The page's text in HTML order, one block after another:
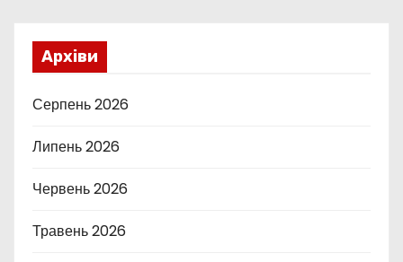
Архіви
Серпень 2026
Липень 2026
Червень 2026
Травень 2026